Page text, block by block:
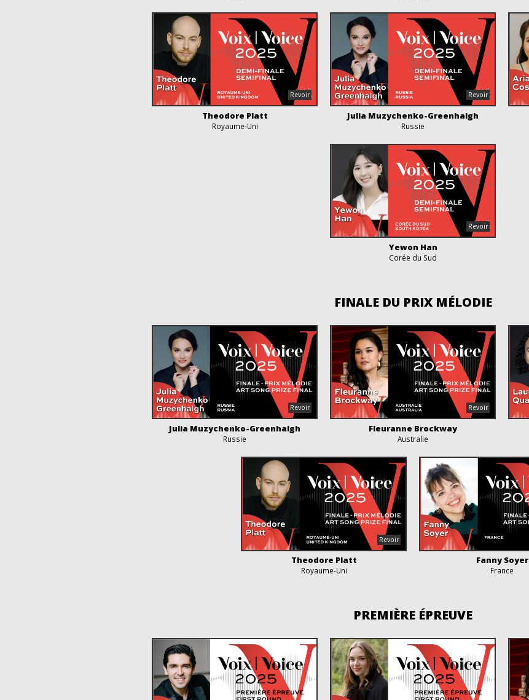
Theodore Platt
Royaume-Uni
Julia Muzychenko-Greenhalgh
Russie
Yewon Han
Corée du Sud
FINALE DU PRIX MÉLODIE
Julia Muzychenko-Greenhalgh
Russie
Fleuranne Brockway
Australie
Theodore Platt
Royaume-Uni
Fanny Soyer
France
PREMIÈRE ÉPREUVE